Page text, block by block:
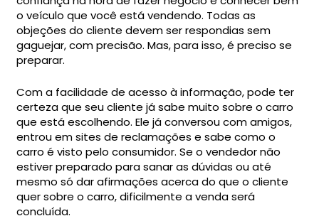
o veículo que você está vendendo. Todas as
objeções do cliente devem ser respondias sem
gaguejar, com precisão. Mas, para isso, é preciso se
preparar.
Com a facilidade de acesso à informação, pode ter
certeza que seu cliente já sabe muito sobre o carro
que está escolhendo. Ele já conversou com amigos,
entrou em sites de reclamações e sabe como o
carro é visto pelo consumidor. Se o vendedor não
estiver preparado para sanar as dúvidas ou até
mesmo só dar afirmações acerca do que o cliente
quer sobre o carro, dificilmente a venda será
concluída.